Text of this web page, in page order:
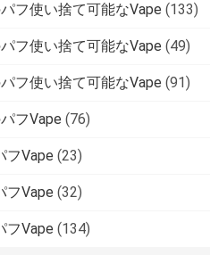
フ使い捨て可能なVape (133)
フ使い捨て可能なVape (49)
フ使い捨て可能なVape (91)
フVape (76)
フVape (23)
フVape (32)
フVape (134)